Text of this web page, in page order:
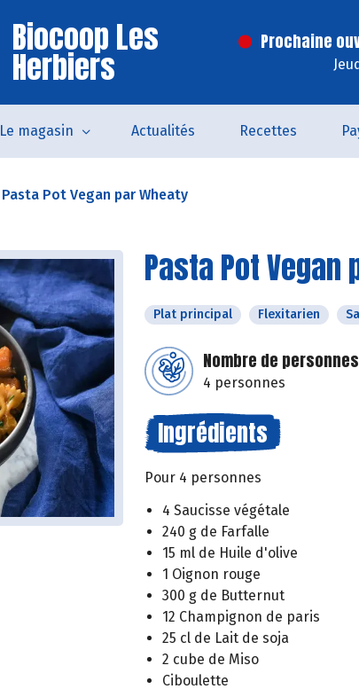
Biocoop Les
Herbiers
Prochaine
Le magasin Actualités Recettes
Pasta Pot Vegan par Wheaty
Pasta Pot Vegan
Plat principal Flexitarien
Nombre de personnes
4 personnes
Ingrédients
Pour 4 personnes
4 Saucisse végétale
240 g de Farfalle
15 ml de Huile d'olive
1 Oignon rouge
300 g de Butternut
12 Champignon de paris
25 cl de Lait de soja
2 cube de Miso
Ciboulette